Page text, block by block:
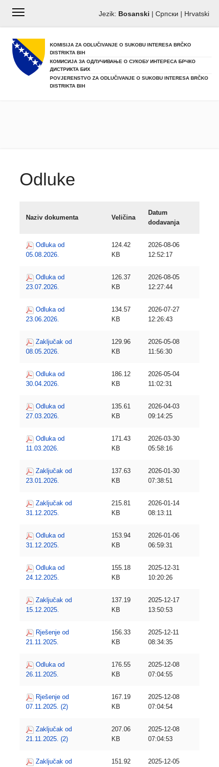
Jezik: Bosanski | Српски | Hrvatski
KOMISIJA ZA ODLUČIVANJE O SUKOBU INTERESA BRČKO
DISTRIKTA BIH
КОМИСИЈА ЗА ОДЛУЧИВАЊЕ О СУКОБУ ИНТЕРЕСА БРЧКО
ДИСТРИКТА БИХ
POVJERENSTVO ZA ODLUČIVANJE O SUKOBU INTERESA BRČKO
DISTRIKTA BIH
Odluke
Naziv dokumenta Veličina
Datum
dodavanja
Odluka od
05.08.2026.
124.42
KB
2026-08-06
12:52:17
Odluka od
23.07.2026.
126.37
KB
2026-08-05
12:27:44
Odluka od
23.06.2026.
134.57
KB
2026-07-27
12:26:43
Zaključak od
08.05.2026.
129.96
KB
2026-05-08
11:56:30
Odluka od
30.04.2026.
186.12
KB
2026-05-04
11:02:31
Odluka od
27.03.2026.
135.61
KB
2026-04-03
09:14:25
Odluka od
11.03.2026.
171.43
KB
2026-03-30
05:58:16
Zaključak od
23.01.2026.
137.63
KB
2026-01-30
07:38:51
Zaključak od
31.12.2025.
215.81
KB
2026-01-14
08:13:11
Odluka od
31.12.2025.
153.94
KB
2026-01-06
06:59:31
Odluka od
24.12.2025.
155.18
KB
2025-12-31
10:20:26
Zaključak od
15.12.2025.
137.19
KB
2025-12-17
13:50:53
Rješenje od
21.11.2025.
156.33
KB
2025-12-11
08:34:35
Odluka od
26.11.2025.
176.55
KB
2025-12-08
07:04:55
Rješenje od
07.11.2025. (2)
167.19
KB
2025-12-08
07:04:54
Zaključak od
21.11.2025. (2)
207.06
KB
2025-12-08
07:04:53
Zaključak od
151.92
2025-12-05